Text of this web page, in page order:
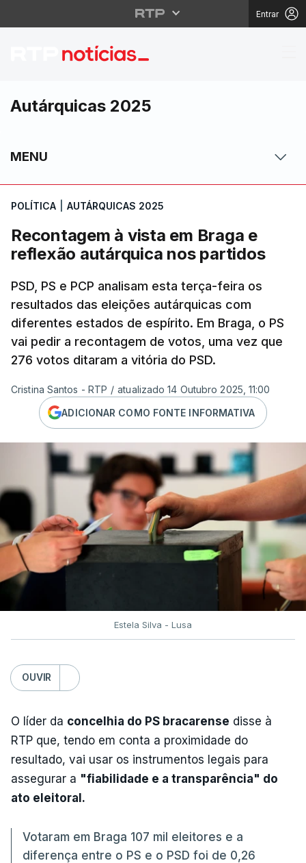
Entrar
Recontagem à vista
Autárquicas 2025
MENU
POLÍTICA AUTÁRQUICAS 2025
Recontagem à vista em Braga e
reflexão autárquica nos partidos
PSD, PS e PCP analisam esta terça-feira os
resultados das eleições autárquicas com
diferentes estados de espírito. Em Braga, o PS
vai pedir a recontagem de votos, uma vez que
276 votos ditaram a vitória do PSD.
Cristina Santos - RTP / atualizado 14 Outubro 2025, 11:00
ADICIONAR COMO FONTE INFORMATIVA
Estela Silva - Lusa
OUVIR
O líder da concelhia do PS bracarense disse à
RTP que, tendo em conta a proximidade do
resultado, vai usar os instrumentos legais para
assegurar a "fiabilidade e a transparência" do
ato eleitoral.
Votaram em Braga 107 mil eleitores e a
diferença entre o PS e o PSD foi de 0,26